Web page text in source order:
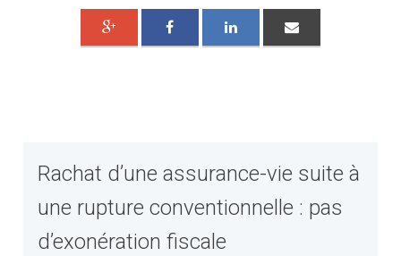
Rachat d’une assurance-vie suite à
une rupture conventionnelle : pas
d’exonération fiscale